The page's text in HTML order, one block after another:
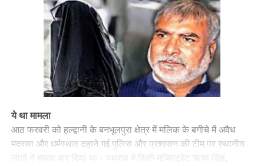
ये था मामला
आठ फरवरी को हल्द्वानी के बनभूलपुरा क्षेत्र में मलिक के बगीचे में अवैध
मदरसा और धर्मस्थल ढहाने गई पुलिस और प्रशासन की टीम पर स्थानीय